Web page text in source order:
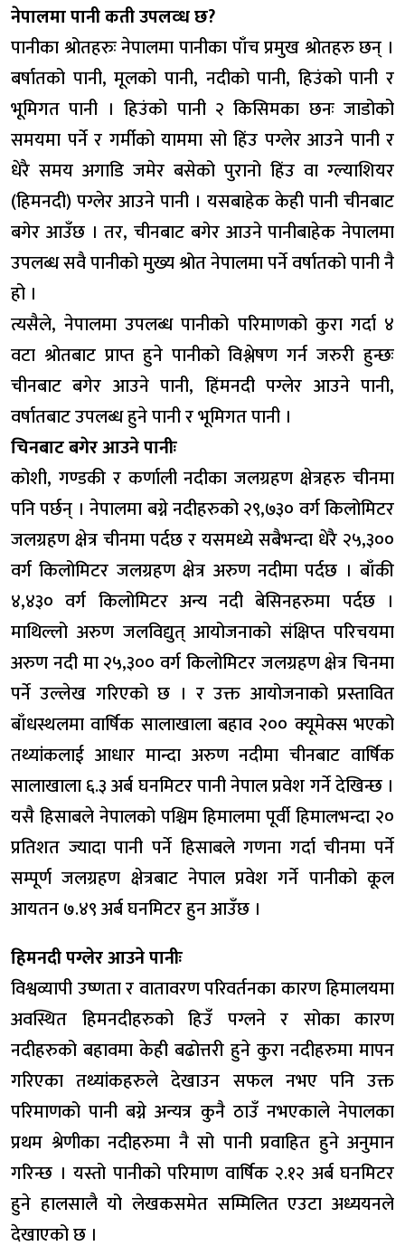
नेपालमा पानी कती उपलव्ध छ?
पानीका श्रोतहरुः नेपालमा पानीका पाँच प्रमुख श्रोतहरु छन् ।
बर्षातको पानी, मूलको पानी, नदीको पानी, हिउंको पानी र
भूमिगत पानी । हिउंको पानी २ किसिमका छनः जाडोको
समयमा पर्ने र गर्मीको याममा सो हिंउ पग्लेर आउने पानी र
धेरै समय अगाडि जमेर बसेको पुरानो हिंउ वा ग्ल्याशियर
(हिमनदी) पग्लेर आउने पानी । यसबाहेक केही पानी चीनबाट
बगेर आउँछ । तर, चीनबाट बगेर आउने पानीबाहेक नेपालमा
उपलब्ध सवै पानीको मुख्य श्रोत नेपालमा पर्ने वर्षातको पानी नै
हो ।
त्यसैले, नेपालमा उपलब्ध पानीको परिमाणको कुरा गर्दा ४
वटा श्रोतबाट प्राप्त हुने पानीको विश्लेषण गर्न जरुरी हुन्छः
चीनबाट बगेर आउने पानी, हिंमनदी पग्लेर आउने पानी,
वर्षातबाट उपलब्ध हुने पानी र भूमिगत पानी ।
चिनबाट बगेर आउने पानीः
कोशी, गण्डकी र कर्णाली नदीका जलग्रहण क्षेत्रहरु चीनमा
पनि पर्छन् । नेपालमा बग्ने नदीहरुको २९,७३० वर्ग किलोमिटर
जलग्रहण क्षेत्र चीनमा पर्दछ र यसमध्ये सबैभन्दा धेरै २५,३००
वर्ग किलोमिटर जलग्रहण क्षेत्र अरुण नदीमा पर्दछ । बाँकी
४,४३० वर्ग किलोमिटर अन्य नदी बेसिनहरुमा पर्दछ ।
माथिल्लो अरुण जलविद्युत् आयोजनाको संक्षिप्त परिचयमा
अरुण नदी मा २५,३०० वर्ग किलोमिटर जलग्रहण क्षेत्र चिनमा
पर्ने उल्लेख गरिएको छ । र उक्त आयोजनाको प्रस्तावित
बाँधस्थलमा वार्षिक सालाखाला बहाव २०० क्यूमेक्स भएको
तथ्यांकलाई आधार मान्दा अरुण नदीमा चीनबाट वार्षिक
सालाखाला ६.३ अर्ब घनमिटर पानी नेपाल प्रवेश गर्ने देखिन्छ ।
यसै हिसाबले नेपालको पश्चिम हिमालमा पूर्वी हिमालभन्दा २०
प्रतिशत ज्यादा पानी पर्ने हिसाबले गणना गर्दा चीनमा पर्ने
सम्पूर्ण जलग्रहण क्षेत्रबाट नेपाल प्रवेश गर्ने पानीको कूल
आयतन ७.४९ अर्ब घनमिटर हुन आउँछ ।
हिमनदी पग्लेर आउने पानीः
विश्वव्यापी उष्णता र वातावरण परिवर्तनका कारण हिमालयमा
अवस्थित हिमनदीहरुको हिउँ पग्लने र सोका कारण
नदीहरुको बहावमा केही बढोत्तरी हुने कुरा नदीहरुमा मापन
गरिएका तथ्यांकहरुले देखाउन सफल नभए पनि उक्त
परिमाणको पानी बग्ने अन्यत्र कुनै ठाउँ नभएकाले नेपालका
प्रथम श्रेणीका नदीहरुमा नै सो पानी प्रवाहित हुने अनुमान
गरिन्छ । यस्तो पानीको परिमाण वार्षिक २.१२ अर्ब घनमिटर
हुने हालसालै यो लेखकसमेत सम्मिलित एउटा अध्ययनले
देखाएको छ ।